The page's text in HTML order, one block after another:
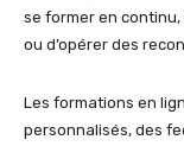
se former en
ou d’opérer des
Les formations en
personnalisés, des